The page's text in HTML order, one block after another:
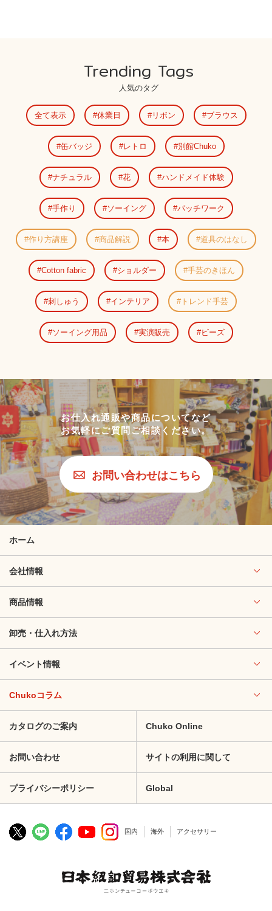
Trending Tags
人気のタグ
全て表示 休業日 リボン ブラウス
缶バッジ レトロ 別館Chuko
ナチュラル 花 ハンドメイド体験
手作り ソーイング パッチワーク
作り方講座 商品解説 本 道具のはなし
Cotton fabric ショルダー 手芸のきほん
刺しゅう インテリア トレンド手芸
ソーイング用品 実演販売 ビーズ
お仕入れ通販や商品についてなど
お気軽にご質問ご相談ください。
お問い合わせはこちら
ホーム
会社情報
商品情報
卸売・仕入れ方法
イベント情報
Chukoコラム
カタログのご案内 Chuko Online
お問い合わせ サイトの利用に関して
プライバシーポリシー Global
国内 海外 アクセサリー